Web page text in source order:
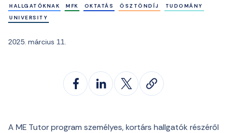
HALLGATÓKNAK
MFK OKTATÁS ÖSZTÖNDÍJ
TUDOMÁNY
UNIVERSITY
2025. március 11.
A ME Tutor program személyes, kortárs hallgatók részéről